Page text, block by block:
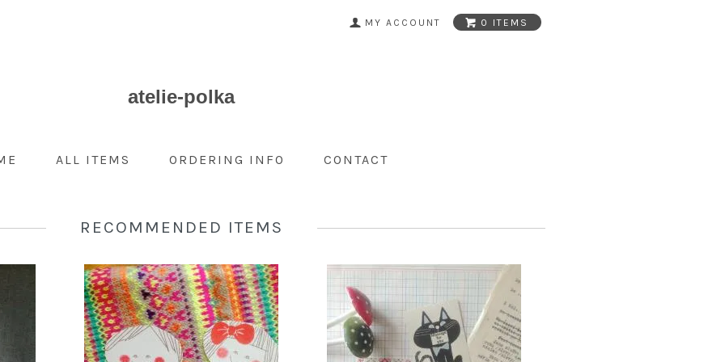
MY ACCOUNT 0 ITEMS
atelie-polka
ALL ITEMS ORDERING INFO CONTACT
RECOMMENDED ITEMS